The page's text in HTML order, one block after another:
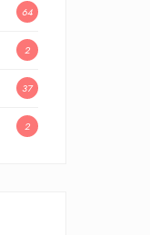
64
2
37
2